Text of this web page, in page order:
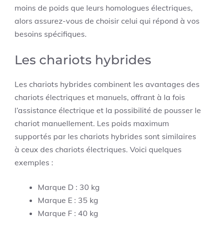
moins de poids que leurs homologues électriques,
alors assurez-vous de choisir celui qui répond à vos
besoins spécifiques.
Les chariots hybrides
Les chariots hybrides combinent les avantages des
chariots électriques et manuels, offrant à la fois
l’assistance électrique et la possibilité de pousser le
chariot manuellement. Les poids maximum
supportés par les chariots hybrides sont similaires
à ceux des chariots électriques. Voici quelques
exemples :
Marque D : 30 kg
Marque E : 35 kg
Marque F : 40 kg